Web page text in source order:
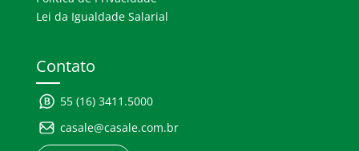
Lei da Igualdade Salarial
Contato
55 (16) 3411.5000
casale@casale.com.br